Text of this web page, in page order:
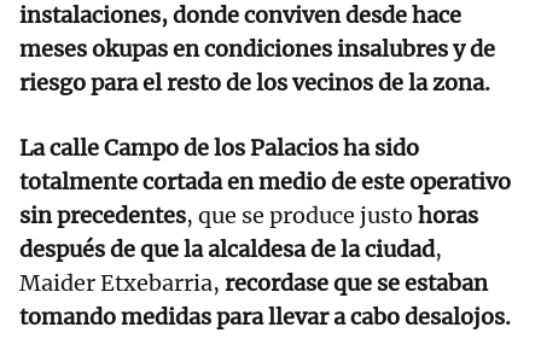
instalaciones, donde conviven desde hace
meses okupas en condiciones insalubres y de
riesgo para el resto de los vecinos de la zona.
La calle Campo de los Palacios ha sido
totalmente cortada en medio de este operativo
sin precedentes, que se produce justo horas
después de que la alcaldesa de la ciudad,
Maider Etxebarria, recordase que se estaban
tomando medidas para llevar a cabo desalojos.